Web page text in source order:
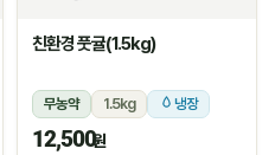
친환경 풋귤(1.5kg)
무농약 1.5kg 냉장
12,500원